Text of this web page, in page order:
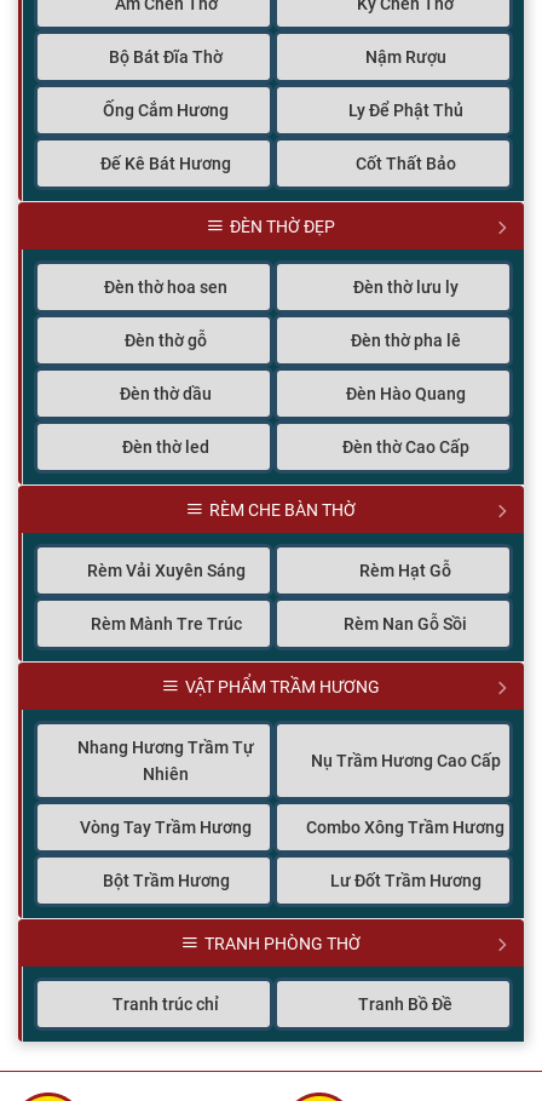
Ấm Chén Thờ Kỷ Chén Thờ
Bộ Bát Đĩa Thờ Nậm Rượu
Ống Cắm Hương Ly Để Phật Thủ
Đế Kê Bát Hương Cốt Thất Bảo
ĐÈN THỜ ĐẸP
Đèn thờ hoa sen Đèn thờ lưu ly
Đèn thờ gỗ Đèn thờ pha lê
Đèn thờ dầu Đèn Hào Quang
Đèn thờ led Đèn thờ Cao Cấp
RÈM CHE BÀN THỜ
Rèm Vải Xuyên Sáng Rèm Hạt Gỗ
Rèm Mành Tre Trúc Rèm Nan Gỗ Sồi
VẬT PHẨM TRẦM HƯƠNG
Nhang Hương Trầm Tự
Nhiên
Nụ Trầm Hương Cao Cấp
Vòng Tay Trầm Hương Combo Xông Trầm Hương
Bột Trầm Hương Lư Đốt Trầm Hương
TRANH PHÒNG THỜ
Tranh trúc chỉ Tranh Bồ Đề